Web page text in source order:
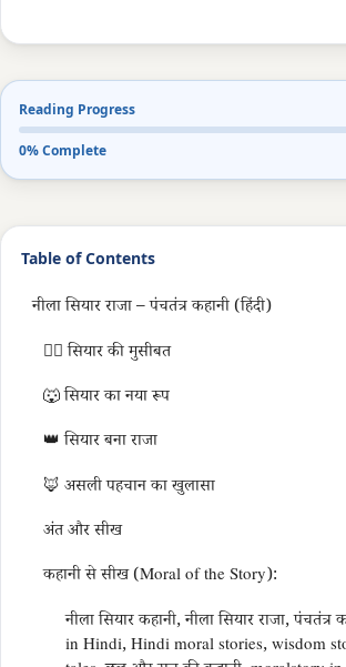
Reading Progress
0% Complete
Table of Contents
नीला सियार राजा – पंचतंत्र कहानी (हिंदी)
🏃‍♂️ सियार की मुसीबत
🐺 सियार का नया रूप
👑 सियार बना राजा
🦊 असली पहचान का खुलासा
अंत और सीख
कहानी से सीख (Moral of the Story):
नीला सियार कहानी, नीला सियार राजा,
in Hindi, Hindi moral stories, wisdom